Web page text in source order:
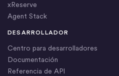
xReserve
Agent Stack
DESARROLLADOR
Centro para desarrolladores
Documentación
Referencia de API